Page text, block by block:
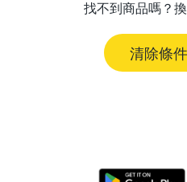
找不到商品嗎？
清除條